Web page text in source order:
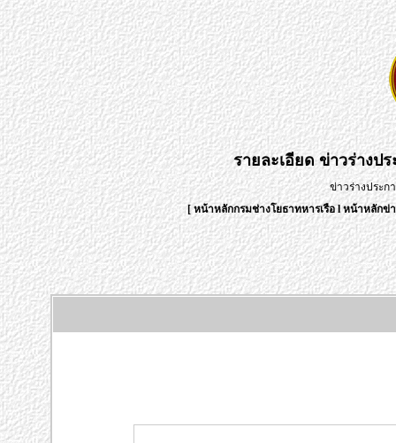
รายละเอียดข่าวร่างป
ข่าวร่างประก
[หน้าหลักกรมช่างโยธาทหารเรือlหน้าหลักข่